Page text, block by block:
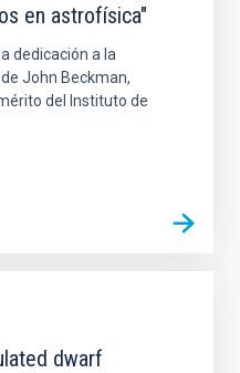
en astrofísica"
dedicación a la
John Beckman,
del Instituto de
dwarf